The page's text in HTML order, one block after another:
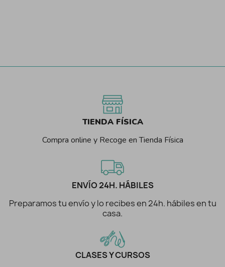
TIENDA FÍSICA
Compra online y Recoge en Tienda Física
ENVÍO 24H. HÁBILES
Preparamos tu envío y lo recibes en 24h. hábiles en tu
casa.
CLASES Y CURSOS